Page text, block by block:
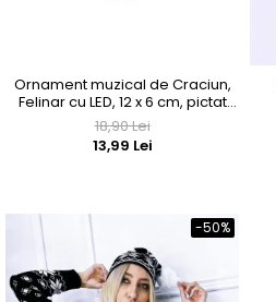
Ornament muzical de Craciun,
Felinar cu LED, 12 x 6 cm, pictat
manual, rosu
18,90 Lei
13,99 Lei
-50%